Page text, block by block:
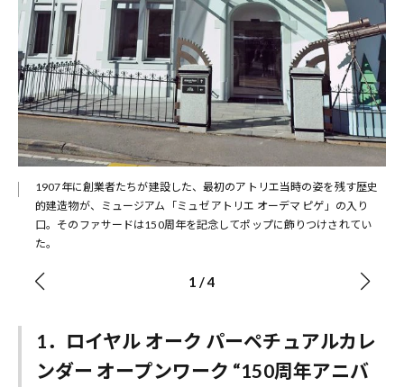
1907年に創業者たちが建設した、最初のアトリエ当時の姿を残す歴史
的建造物が、ミュージアム「ミュゼ アトリエ オーデマ ピゲ」の入り
口。そのファサードは150周年を記念してポップに飾りつけされてい
た。
1 /4
1．ロイヤル オーク パーペチュアルカレ
ンダー オープンワーク “150周年アニバ